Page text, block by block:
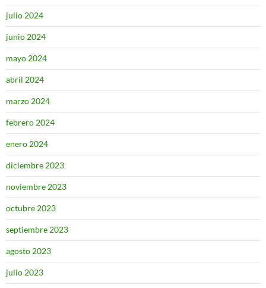
julio 2024
junio 2024
mayo 2024
abril 2024
marzo 2024
febrero 2024
enero 2024
diciembre 2023
noviembre 2023
octubre 2023
septiembre 2023
agosto 2023
julio 2023